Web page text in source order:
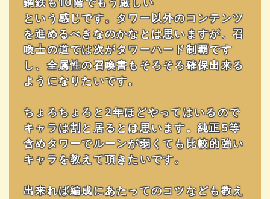
という感じです。タワー以外のコンテンツ
を進めるべきなのかなとは思いますが、召
喚士の道では次がタワーハード制覇です
し、全属性の召喚書もそろそろ確保出来る
ようになりたいです。
ちょろちょろと2年ほどやってはいるので
キャラは割と居るとは思います。純正5等
含めタワーでルーンが弱くても比較的強い
キャラを教えて頂きたいです。
出来れば編成にあたってのコツなども教え